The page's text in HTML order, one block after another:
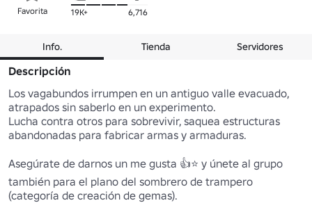
Favorita 19K+ 6,716
Info. Tienda Servidores
Descripción
Los vagabundos irrumpen en un antiguo valle evacuado,
atrapados sin saberlo en un experimento.
Lucha contra otros para sobrevivir, saquea estructuras
abandonadas para fabricar armas y armaduras.
Asegúrate de darnos un me gusta 👍⭐️ y únete al grupo
también para el plano del sombrero de trampero
(categoría de creación de gemas).